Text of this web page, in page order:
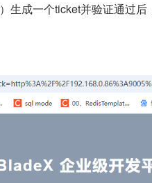
）生成一个ticket并验证通过后